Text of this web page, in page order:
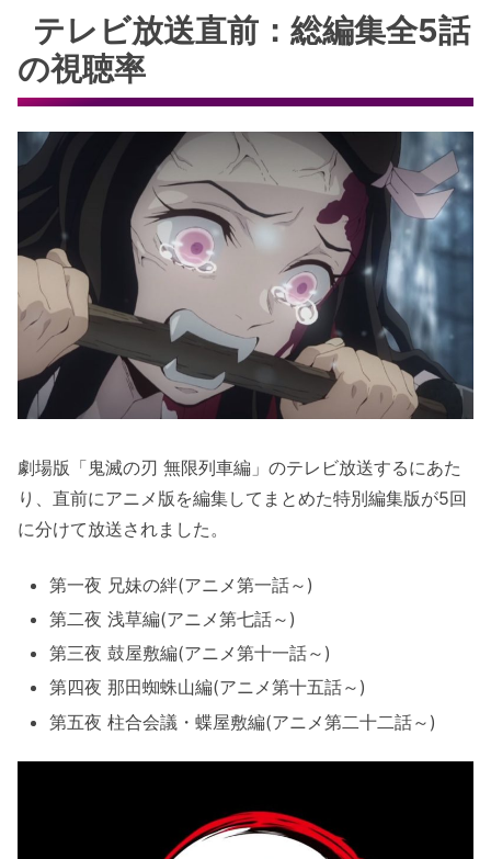
テレビ放送直前：総編集全5話
の視聴率
劇場版「鬼滅の刃 無限列車編」のテレビ放送するにあた
り、直前にアニメ版を編集してまとめた特別編集版が5回
に分けて放送されました。
第一夜 兄妹の絆(アニメ第一話～)
第二夜 浅草編(アニメ第七話～)
第三夜 鼓屋敷編(アニメ第十一話～)
第四夜 那田蜘蛛山編(アニメ第十五話～)
第五夜 柱合会議・蝶屋敷編(アニメ第二十二話～)